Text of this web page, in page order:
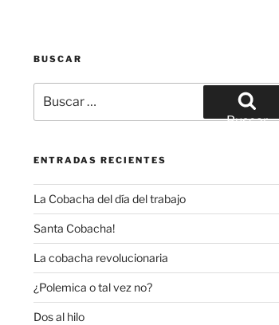
BUSCAR
por:
Buscar
ENTRADAS RECIENTES
La Cobacha del día del trabajo
Santa Cobacha!
La cobacha revolucionaria
¿Polemica o tal vez no?
Dos al hilo